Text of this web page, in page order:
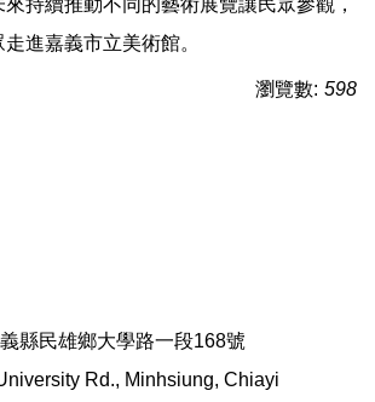
持續推動不同的藝術展覽讓民眾參觀，
進嘉義市立美術館。
瀏覽數: 598
縣民雄鄉大學路一段168號
Rd., Minhsiung, Chiayi